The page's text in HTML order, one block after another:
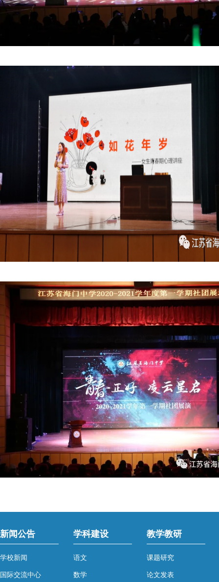
新闻公告
学校新闻
国际交流中心
学科建设
语文
数学
教学教研
课题研究
论文发表